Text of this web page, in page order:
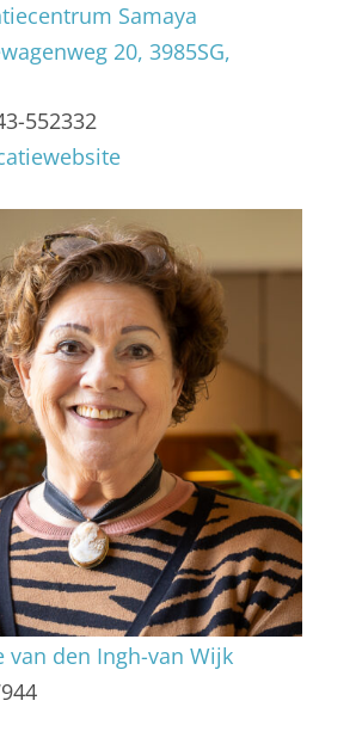
Samaya
20, 3985SG,
552332
van den Ingh-van Wijk